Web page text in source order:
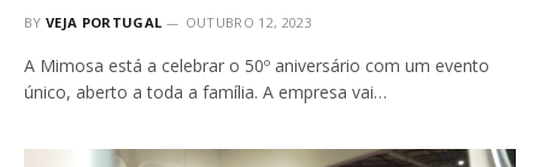
BY VEJA PORTUGAL OUTUBRO 12, 2023
A Mimosa está a celebrar o 50º aniversário com um evento
único, aberto a toda a família. A empresa vai…